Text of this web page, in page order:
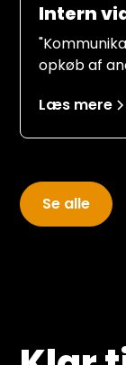
Intern
opkøb af
Læs mere
Se alle